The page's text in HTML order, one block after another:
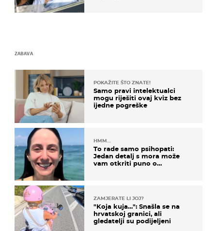
ZABAVA
POKAŽITE ŠTO ZNATE!
Samo pravi intelektualci
mogu riješiti ovaj kviz bez
ijedne pogreške
HMM…
To rade samo psihopati:
Jedan detalj s mora može
vam otkriti puno o
ZAMJERATE LI JOJ?
"Koja kuja…": Snašla se na
hrvatskoj granici, ali
gledatelji su podijeljeni